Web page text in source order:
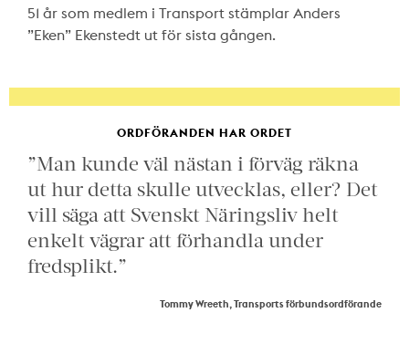
51 år som medlem i Transport stämplar Anders
”Eken” Ekenstedt ut för sista gången.
ORDFÖRANDEN HAR ORDET
”Man kunde väl nästan i förväg räkna
ut hur detta skulle utvecklas, eller? Det
vill säga att Svenskt Näringsliv helt
enkelt vägrar att förhandla under
fredsplikt.”
Tommy Wreeth, Transports förbundsordförande